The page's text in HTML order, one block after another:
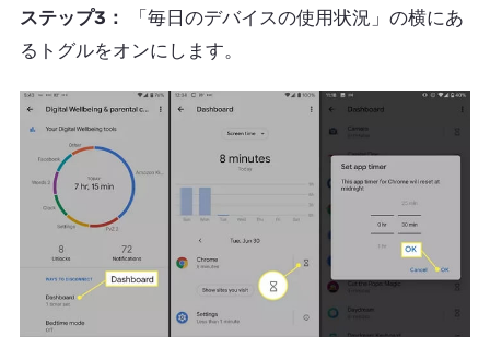
ステップ3：
「毎日のデバイスの使用状況」の横にあ
るトグルをオンにします。